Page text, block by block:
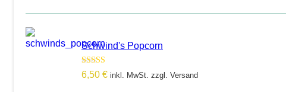
Schwind's Popcorn
Bewertet mit
5.00von 5
6,50 € inkl. MwSt. zzgl. Versand